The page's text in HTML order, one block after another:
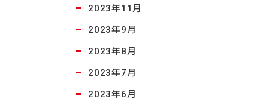
2023年11月
2023年9月
2023年8月
2023年7月
2023年6月